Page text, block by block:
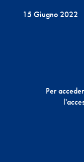
15 Giugno 2022
Per